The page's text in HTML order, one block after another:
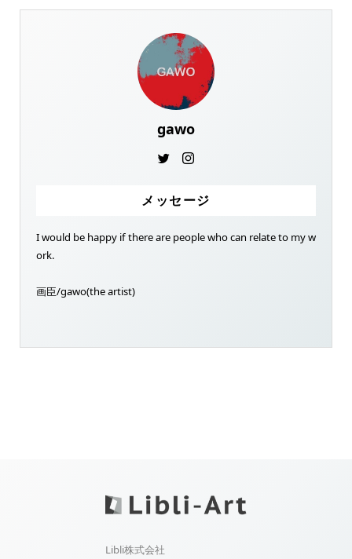
gawo
メッセージ
I would be happy if there are people who can relate to my w
ork.
画臣/gawo(the artist)
Libli株式会社